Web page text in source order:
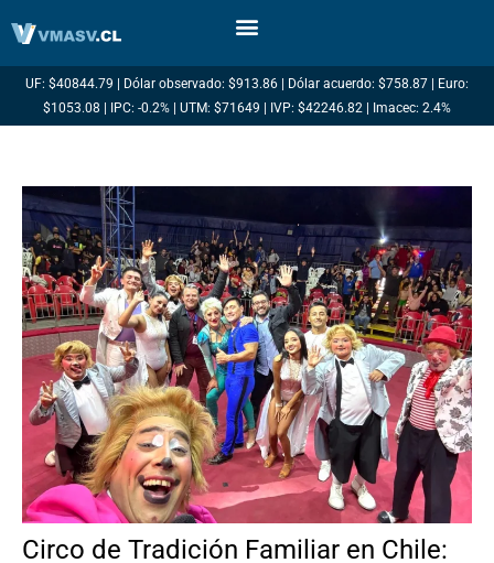
UF: $40844.79 | Dólar observado: $913.86 | Dólar acuerdo: $758.87 | Euro:
$1053.08 | IPC: -0.2% | UTM: $71649 | IVP: $42246.82 | Imacec: 2.4%
Circo de Tradición Familiar en Chile: